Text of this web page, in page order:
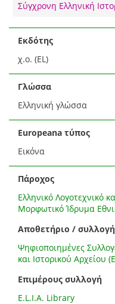
Σύγχρονη Ελληνική
Εκδότης
χ.ο. (EL)
Γλώσσα
Ελληνική γλώσσα
Europeana τύπος
Εικόνα
Πάροχος
Ελληνικό Λογοτεχνικό
Μορφωτικό Ίδρυμα
Αποθετήριο / συλλογή
Ψηφιοποιημένες
και Ιστορικού Αρχείου
Επιμέρους συλλογή
E.L.I.A. Library